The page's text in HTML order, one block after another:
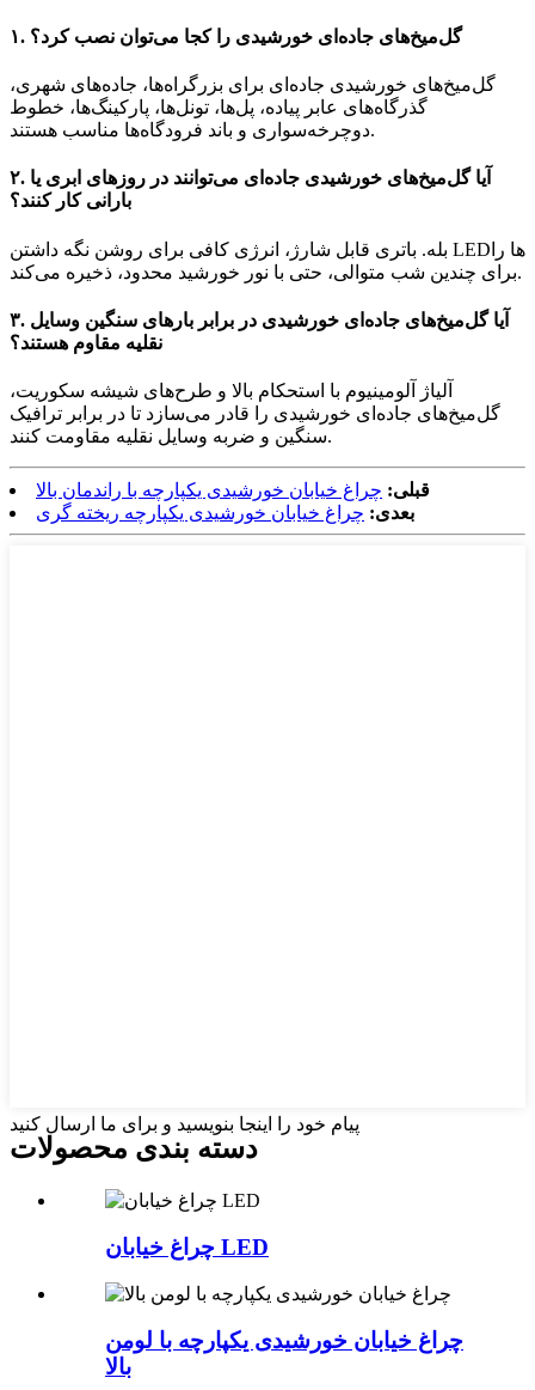
۱. گل‌میخ‌های جاده‌ای خورشیدی را کجا می‌توان نصب کرد؟
گل‌میخ‌های خورشیدی جاده‌ای برای بزرگراه‌ها، جاده‌های شهری،
گذرگاه‌های عابر پیاده، پل‌ها، تونل‌ها، پارکینگ‌ها، خطوط
دوچرخه‌سواری و باند فرودگاه‌ها مناسب هستند.
۲. آیا گل‌میخ‌های خورشیدی جاده‌ای می‌توانند در روزهای ابری یا
بارانی کار کنند؟
بله. باتری قابل شارژ، انرژی کافی برای روشن نگه داشتن LEDها را
برای چندین شب متوالی، حتی با نور خورشید محدود، ذخیره می‌کند.
۳. آیا گل‌میخ‌های جاده‌ای خورشیدی در برابر بارهای سنگین وسایل
نقلیه مقاوم هستند؟
آلیاژ آلومینیوم با استحکام بالا و طرح‌های شیشه سکوریت،
گل‌میخ‌های جاده‌ای خورشیدی را قادر می‌سازد تا در برابر ترافیک
سنگین و ضربه وسایل نقلیه مقاومت کنند.
قبلی: چراغ خیابان خورشیدی یکپارچه با راندمان بالا
بعدی: چراغ خیابان خورشیدی یکپارچه ریخته گری
پیام خود را اینجا بنویسید و برای ما ارسال کنید
دسته بندی محصولات
چراغ خیابان LED
چراغ خیابان خورشیدی یکپارچه با لومن
بالا